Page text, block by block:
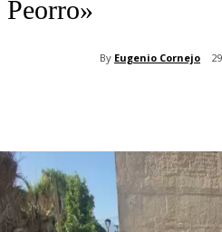
Peorro»
By Eugenio Cornejo